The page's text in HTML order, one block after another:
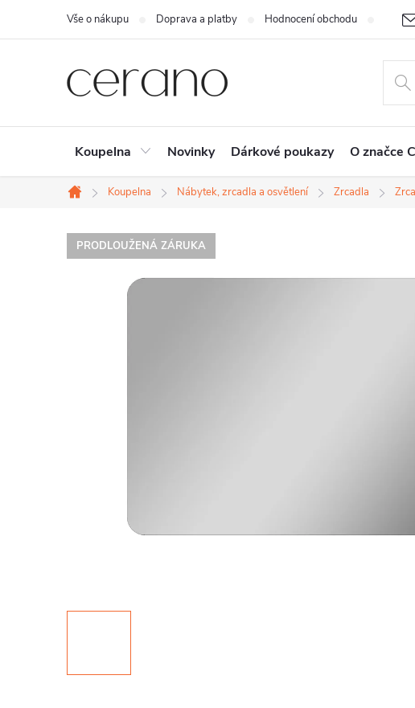
Vše o nákupu Doprava a platby Hodnocení obchodu
Koupelna Novinky Dárkové poukazy O značce
Domů
Koupelna Nábytek, zrcadla a osvětlení Zrcadla
PRODLOUŽENÁ ZÁRUKA